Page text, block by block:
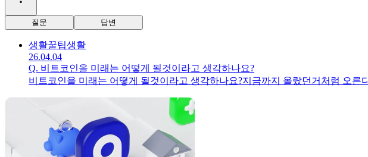
질문 답변
생활꿀팁생활
26.04.04
Q. 비트코인을 미래는 어떻게 될것이라고 생각하나요?
비트코인을 미래는 어떻게 될것이라고 생각하나요?지금까지 올랐던거처럼 오른